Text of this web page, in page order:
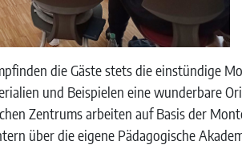
die Gäste stets die einstündige
und Beispielen eine wunderbare
Zentrums arbeiten auf Basis der
über die eigene Pädagogische